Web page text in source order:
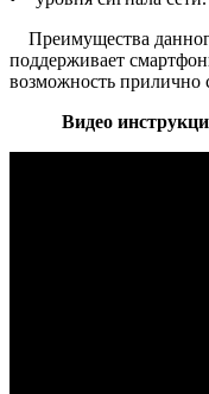
Преимущества
поддерживает
возможность прилично
Видео